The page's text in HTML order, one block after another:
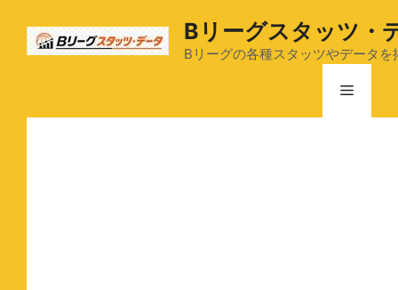
Bリーグスタッツ・
Bリーグの各種スタッツやデータを
メ